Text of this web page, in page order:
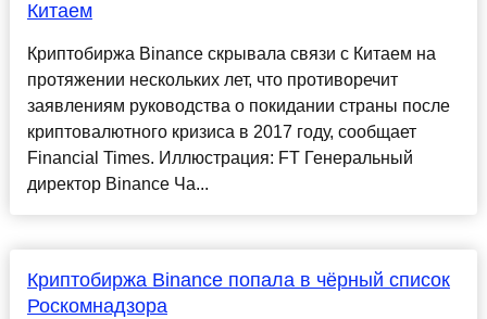
Китаем
Криптобиржа Binance скрывала связи с Китаем на
протяжении нескольких лет, что противоречит
заявлениям руководства о покидании страны после
криптовалютного кризиса в 2017 году, сообщает
Financial Times. Иллюстрация: FT Генеральный
директор Binance Ча...
Криптобиржа Binance попала в чёрный список
Роскомнадзора